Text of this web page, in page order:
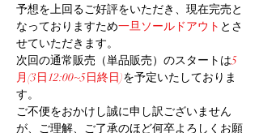
予想を上回るご好評をいただき、現在完売と
なっておりますため一旦ソールドアウト とさ
せていただきます。
次回の通常販売（単品販売）のスタートは5
月(3日12:00~5日終日)を予定いたしておりま
す。
ご不便をおかけし誠に申し訳ございません
が、ご理解、ご了承のほど何卒よろしくお願